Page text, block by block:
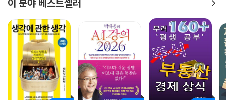
제5부. 개미 투자자를 위한 주식투자의 기본 원리
운을 탓하지 마라
성공은 형편없는 스승
돈 모으는 데 왕도는 없다
고슴도치와 여우
남의 치아로 씹을 순 없다
매수는 기술, 매도는 예술
이 분야 베스트셀러